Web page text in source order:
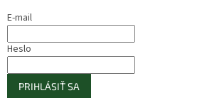
E-mail
Heslo
PRIHLÁSIŤ SA